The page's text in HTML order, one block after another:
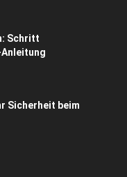
Schritt
Sicherheit beim